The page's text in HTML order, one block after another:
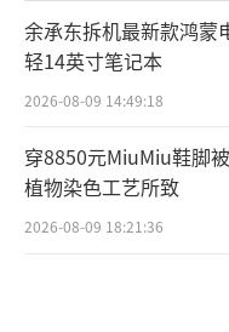
余承东拆机最新款鸿蒙
轻14英寸笔记本
2026-08-09 14:49:18
穿8850元MiuMiu鞋脚
植物染色工艺所致
2026-08-09 18:21:36